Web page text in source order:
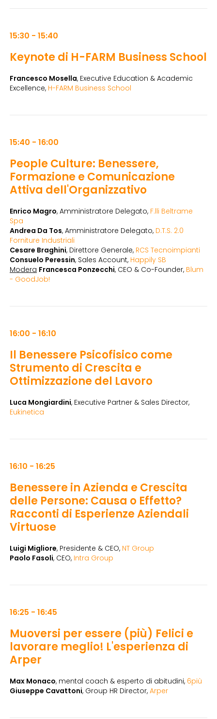
15:30 - 15:40
Keynote di H-FARM Business School
Francesco Mosella, Executive Education & Academic
Excellence, H-FARM Business School
15:40 - 16:00
People Culture: Benessere,
Formazione e Comunicazione
Attiva dell'Organizzativo
Enrico Magro, Amministratore Delegato, F.lli Beltrame
Spa
Andrea Da Tos, Amministratore Delegato, D.T.S. 2.0
Forniture Industriali
Cesare Braghini, Direttore Generale, RCS Tecnoimpianti
Consuelo Peressin, Sales Account, Happily SB
Modera Francesca Ponzecchi, CEO & Co-Founder, Blum
- GoodJob!
16:00 - 16:10
Il Benessere Psicofisico come
Strumento di Crescita e
Ottimizzazione del Lavoro
Luca Mongiardini, Executive Partner & Sales Director,
Eukinetica
16:10 - 16:25
Benessere in Azienda e Crescita
delle Persone: Causa o Effetto?
Racconti di Esperienze Aziendali
Virtuose
Luigi Migliore, Presidente & CEO, NT Group
Paolo Fasoli, CEO, Intra Group
16:25 - 16:45
Muoversi per essere (più) Felici e
lavorare meglio! L'esperienza di
Arper
Max Monaco, mental coach & esperto di abitudini, 6più
Giuseppe Cavattoni, Group HR Director, Arper